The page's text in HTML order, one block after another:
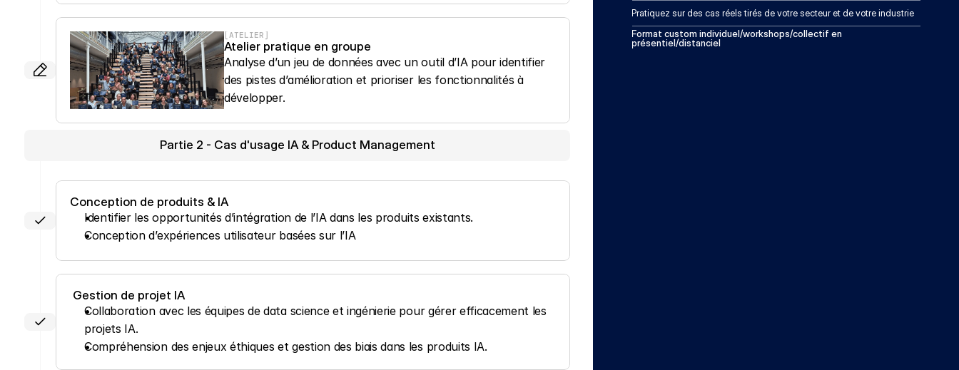
[ATELIER]
Atelier pratique en groupe
Analyse d’un jeu de données avec un outil d’IA pour identifier
des pistes d’amélioration et prioriser les fonctionnalités à
développer.
Partie 2 - Cas d'usage IA & Product Management
Conception de produits & IA
Identifier les opportunités d’intégration de l’IA dans les produits existants.
Conception d’expériences utilisateur basées sur l’IA
Gestion de projet IA
Collaboration avec les équipes de data science et ingénierie pour gérer efficacement les
projets IA.
Compréhension des enjeux éthiques et gestion des biais dans les produits IA.
Pratiquez sur des cas réels tirés de votre secteur et de votre industrie
Format custom individuel/workshops/collectif en
présentiel/distanciel